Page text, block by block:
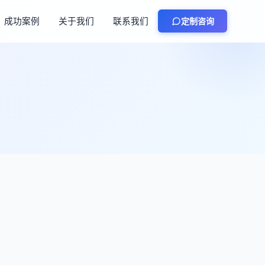
成功案例 关于我们 联系我们 定制咨询